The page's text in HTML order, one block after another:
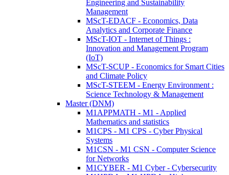
Engineering and Sustainability
Management
MScT-EDACF - Economics, Data
Analytics and Corporate Finance
MScT-IOT - Internet of Things :
Innovation and Management Program
(IoT)
MScT-SCUP - Economics for Smart Cities
and Climate Policy
MScT-STEEM - Energy Environment :
Science Technology & Management
Master (DNM)
M1APPMATH - M1 - Applied
Mathematics and statistics
M1CPS - M1 CPS - Cyber Physical
Systems
M1CSN - M1 CSN - Computer Science
for Networks
M1CYBER - M1 Cyber - Cybersecurity